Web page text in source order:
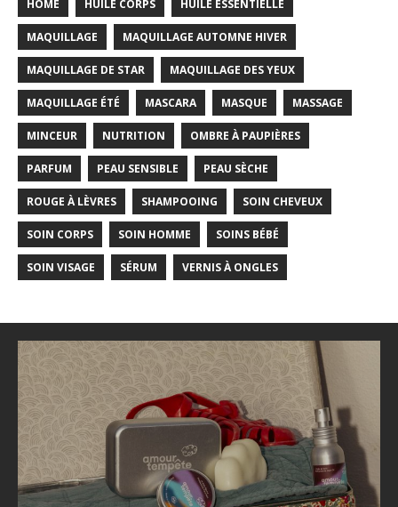
HOME HUILE CORPS HUILE ESSENTIELLE
MAQUILLAGE MAQUILLAGE AUTOMNE HIVER
MAQUILLAGE DE STAR MAQUILLAGE DES YEUX
MAQUILLAGE ÉTÉ MASCARA MASQUE MASSAGE
MINCEUR NUTRITION OMBRE À PAUPIÈRES
PARFUM PEAU SENSIBLE PEAU SÈCHE
ROUGE À LÈVRES SHAMPOOING SOIN CHEVEUX
SOIN CORPS SOIN HOMME SOINS BÉBÉ
SOIN VISAGE SÉRUM VERNIS À ONGLES